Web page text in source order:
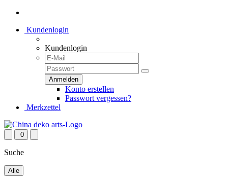
Kundenlogin
Kundenlogin
Konto erstellen
Passwort vergessen?
Merkzettel
0
Suche
Alle